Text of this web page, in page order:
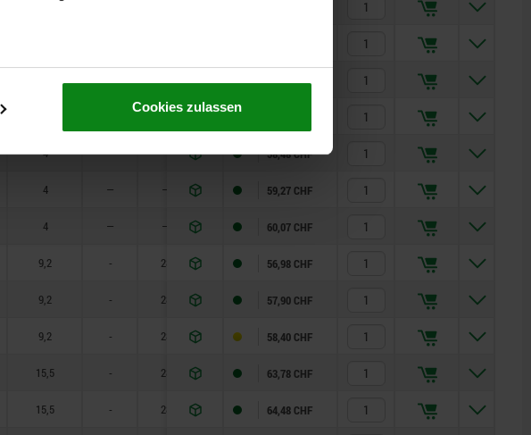
Cookies zulassen
— — 53,12 CHF
—
4 — — 58,48 CHF
4 — — 59,27 CHF
4 — — 60,07 CHF
9,2 - 28 56,98 CHF
9,2 - 28 57,90 CHF
9,2 - 28 58,40 CHF
15,5 - 28 63,78 CHF
15,5 - 28 64,48 CHF